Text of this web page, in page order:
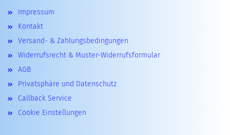
Impressum
Kontakt
Versand- & Zahlungsbedingungen
Widerrufsrecht & Muster-Widerrufsformular
AGB
Privatsphäre und Datenschutz
Callback Service
Cookie Einstellungen